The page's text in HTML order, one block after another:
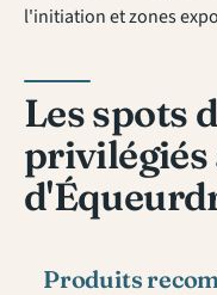
l'initiation et zones
Les spots
Produits